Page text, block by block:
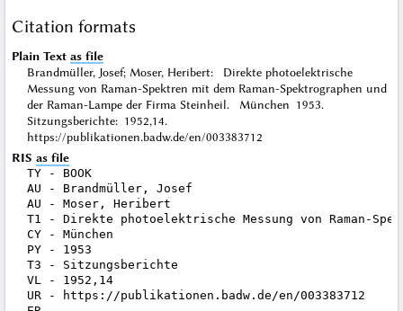
Citation formats
Plain Text as file
Brandmüller, Josef; Moser, Heribert: Direkte photoelektrische
Messung von Raman-Spektren mit dem Raman-Spektrographen und
der Raman-Lampe der Firma Steinheil. München 1953.
Sitzungsberichte: 1952,14.
https://publikationen.badw.de/en/003383712
RIS as file
TY - BOOK
AU - Brandmüller, Josef
AU - Moser, Heribert
T1 - Direkte photoelektrische Messung von Raman-
CY - München
PY - 1953
T3 - Sitzungsberichte
VL - 1952,14
UR - https://publikationen.badw.de/en/003383712